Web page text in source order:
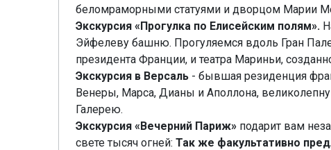
беломраморными статуями и дворцом Марии
Экскурсия «Прогулка по Елисейским полям».
Эйфелеву башню. Прогуляемся вдоль Гран
президента Франции, и театра Мариньи,
Экскурсия в Версаль - бывшая резиденция
Венеры, Марса, Дианы и Аполлона,
Галерею.
Экскурсия «Вечерний Париж» подарит вам
свете тысяч огней: Так же факультативно